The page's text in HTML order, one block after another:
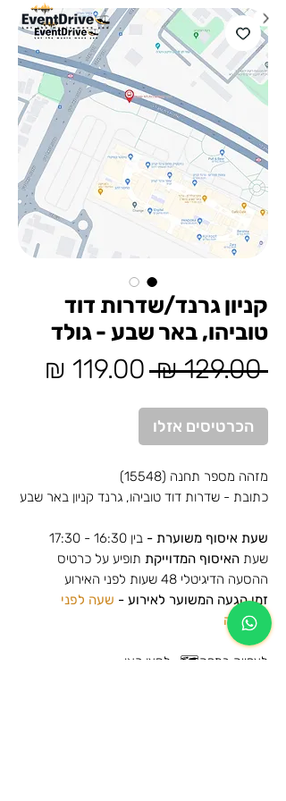
קניון גרנד/שדרות דוד
טוביהו, באר שבע - גולד
‏129.00 ‏₪
מחיר
רגיל
הכרטיסים אזלו
מזהה מספר תחנה (15548)
כתובת - שדרות דוד טוביהו, גרנד קניון באר שבע
שעת איסוף משוערת - בין 16:30 - 17:30
שעת האיסוף המדוייקת תופיע על כרטיס
ההסעה הדיגיטלי 48 שעות לפני האירוע
זמן הגעה המשוער לאירוע - שעה לפני
הפתיחה
לצפייה במפה🗺️- לחצו כאן